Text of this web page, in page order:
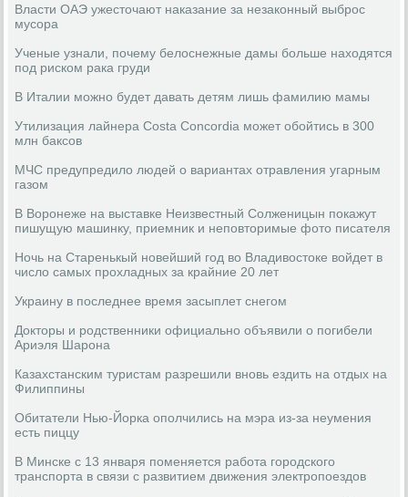
Власти ОАЭ ужесточают наказание за незаконный выброс
мусора
Ученые узнали, почему белоснежные дамы больше находятся
под риском рака груди
В Италии можно будет давать детям лишь фамилию мамы
Утилизация лайнера Costa Concordia может обойтись в 300
млн баксов
МЧС предупредило людей о вариантах отравления угарным
газом
В Воронеже на выставке Неизвестный Солженицын покажут
пишущую машинку, приемник и неповторимые фото писателя
Ночь на Старенькый новейший год во Владивостоке войдет в
число самых прохладных за крайние 20 лет
Украину в последнее время засыплет снегом
Докторы и родственники официально объявили о погибели
Ариэля Шарона
Казахстанским туристам разрешили вновь ездить на отдых на
Филиппины
Обитатели Нью-Йорка ополчились на мэра из-за неумения
есть пиццу
В Минске с 13 января поменяется работа городского
транспорта в связи с развитием движения электропоездов